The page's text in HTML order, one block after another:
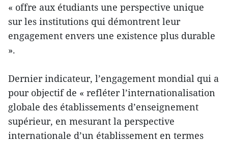
« offre aux étudiants une perspective unique
sur les institutions qui démontrent leur
engagement envers une existence plus durable
».
Dernier indicateur, l’engagement mondial qui a
pour objectif de « refléter l’internationalisation
globale des établissements d’enseignement
supérieur, en mesurant la perspective
internationale d’un établissement en termes